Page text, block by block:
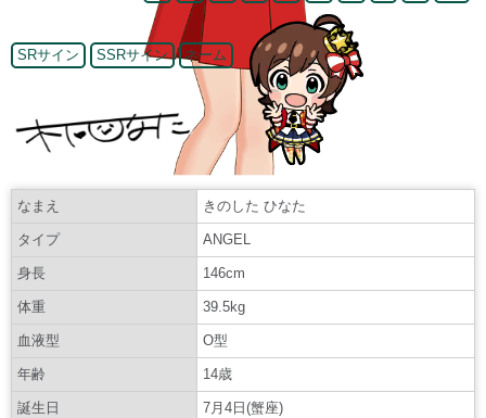
SRサイン SSRサイン ネーム
なまえ きのした ひなた
タイプ ANGEL
身長 146cm
体重 39.5kg
血液型 O型
年齢 14歳
誕生日 7月4日(蟹座)